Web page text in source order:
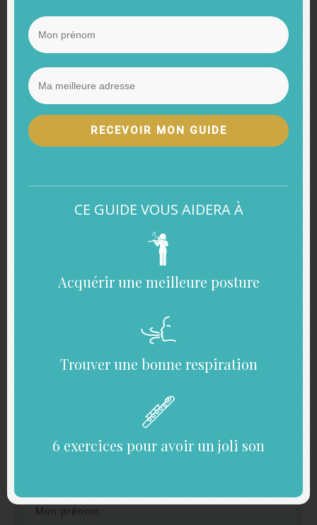
Beethoven « Ode à la
joie » pour 2 flûtes : la
vidéo
La partition :
ACCEDEZ A LA PARTITION
Et téléchargez mon "Guide du flûtiste"
RECEVOIR MON GUIDE
CE GUIDE VOUS AIDERA À
Acquérir une meilleure posture
Trouver une bonne respiration
6 exercices pour avoir un joli son